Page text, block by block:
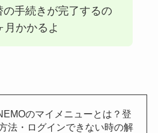
の手続きが完了するの
月かかるよ
のマイメニューとは？登
法・ログインできない時の解